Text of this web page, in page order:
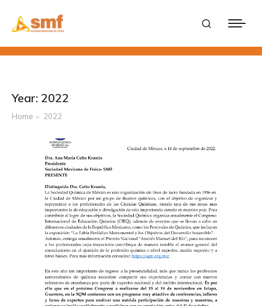
Year: 2022
You are here:
Home 2022